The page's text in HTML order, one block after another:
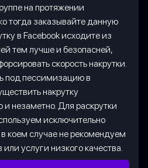
на протяжении
тогда заказывайте данную
в Facebook исходите из
тем лучше и безопасней,
скорость накрутки.
под пессимизацию в
накрутку
незаметно. Для раскрутки
исключительно
коем случае не рекомендуем
услуги низкого качества.